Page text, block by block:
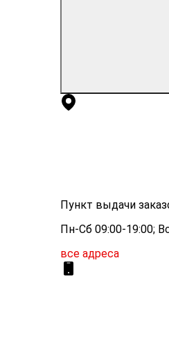
Пункт выдачи
Пн-Сб 09:00-19:00;
все адреса